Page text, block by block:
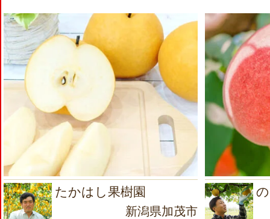
たかはし果樹園
新潟県加茂市